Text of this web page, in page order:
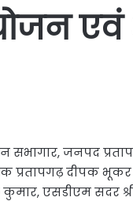
सभागार, जनपद
प्रतापगढ़ दीपक भूकर
एसडीएम सदर